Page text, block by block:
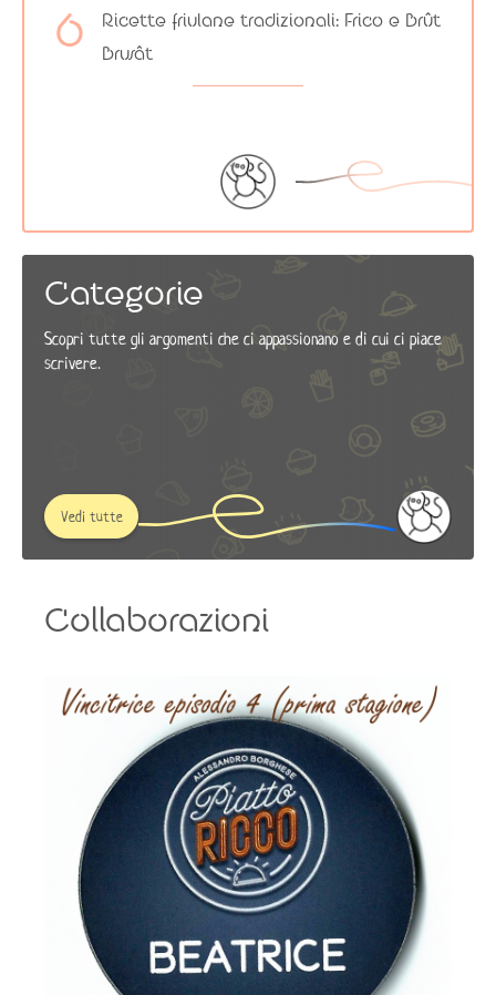
Ricette friulane tradizionali: Frico e Brût
Brusât
Categorie
Scopri tutte gli argomenti che ci appassionano e di cui ci piace
scrivere.
Vedi tutte
Collaborazioni